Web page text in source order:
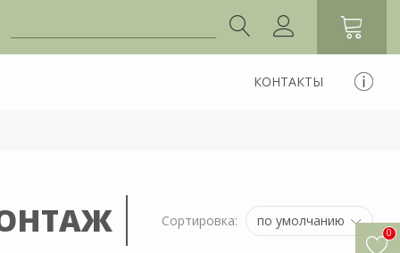
КОНТАКТЫ
Сортировка: по умолчанию
0